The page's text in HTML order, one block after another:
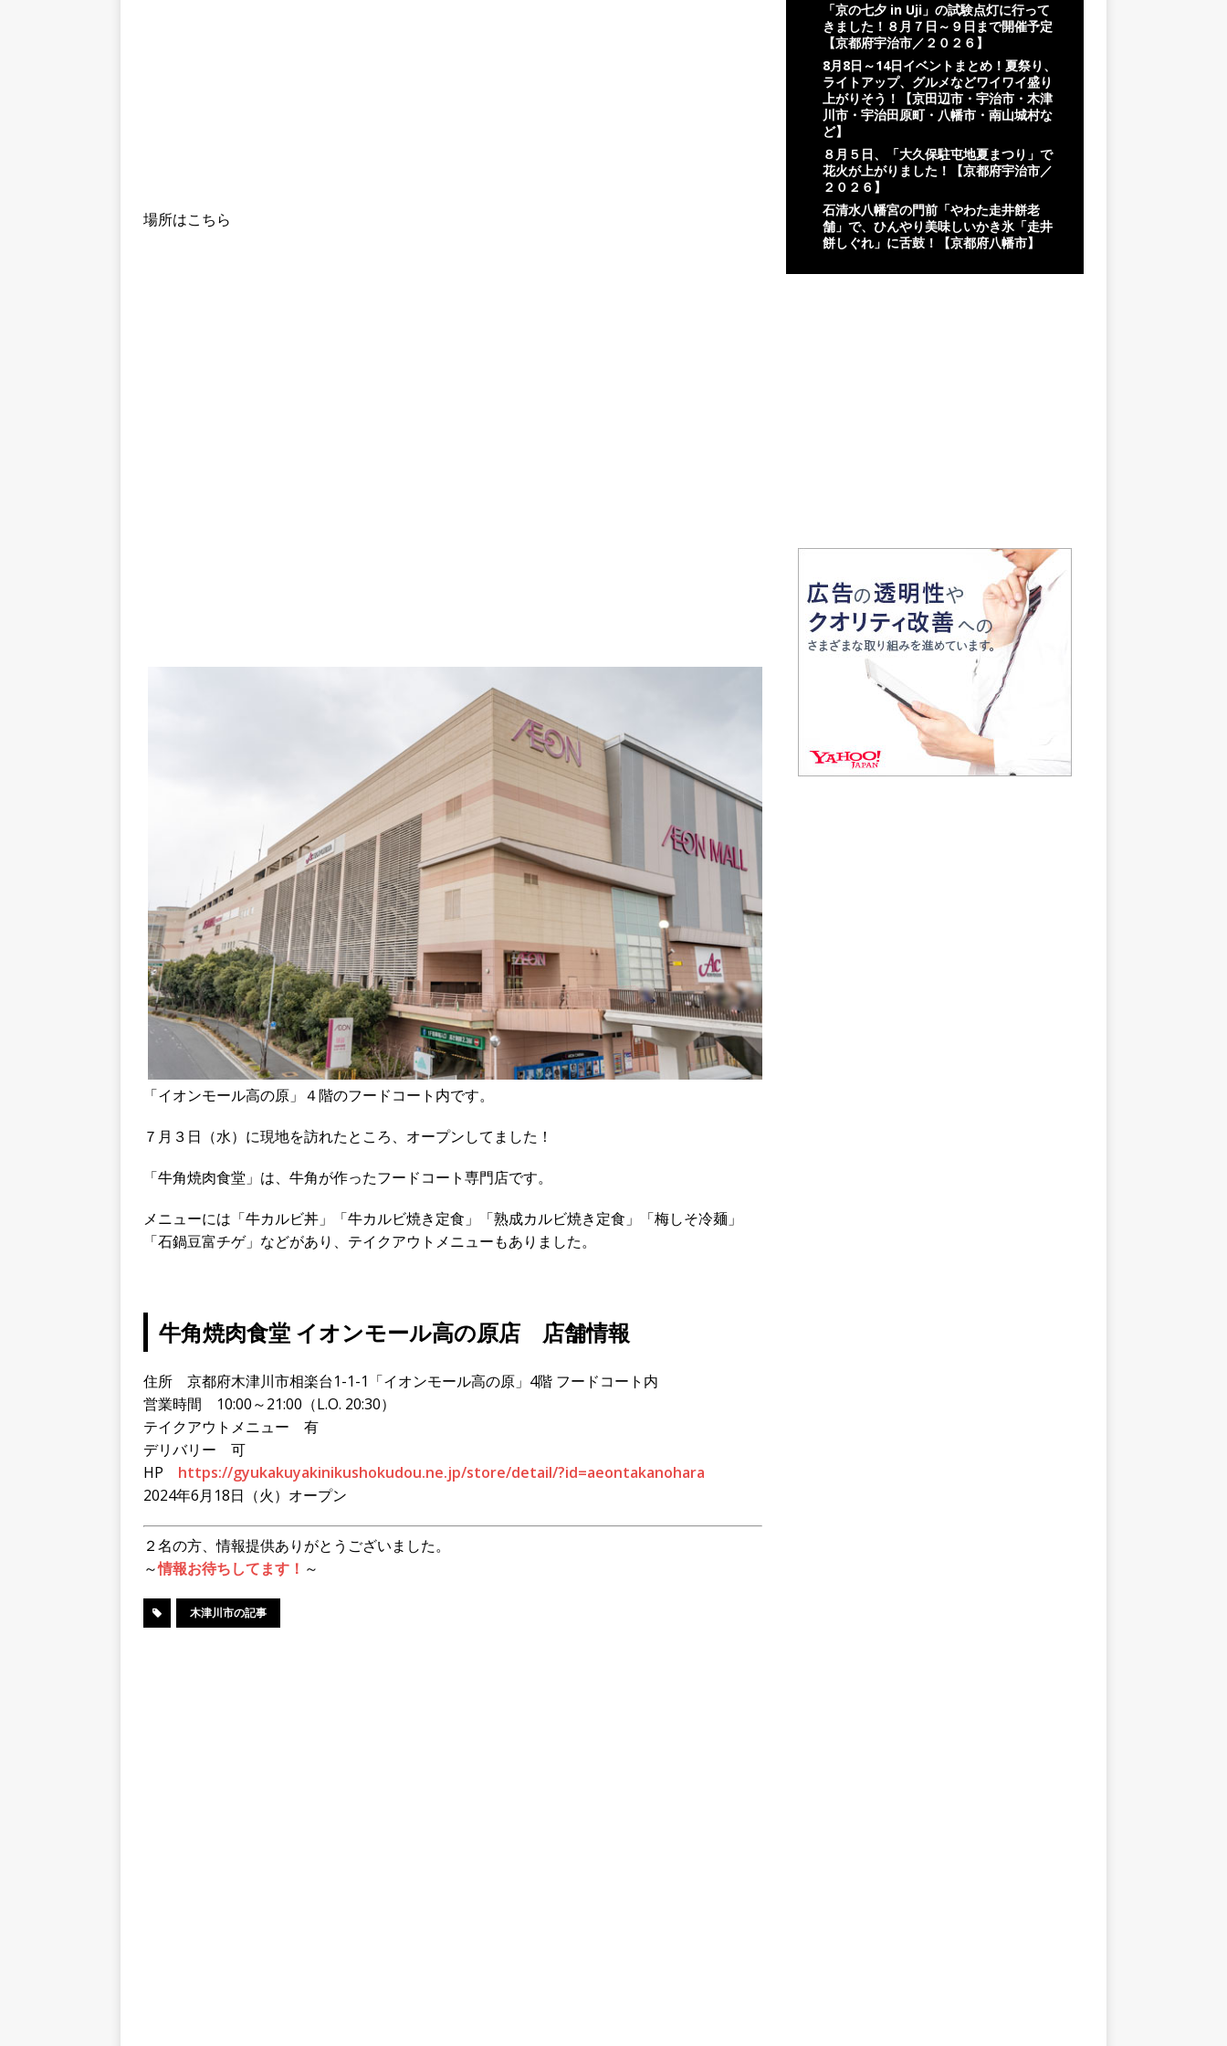
場所はこちら
「イオンモール高の原」４階のフードコート内です。
７月３日（水）に現地を訪れたところ、オープンしてました！
「牛角焼肉食堂」は、牛角が作ったフードコート専門店です。
メニューには「牛カルビ丼」「牛カルビ焼き定食」「熟成カルビ焼き定食」「梅しそ冷麺」
「石鍋豆富チゲ」などがあり、テイクアウトメニューもありました。
牛角焼肉食堂 イオンモール高の原店 店舗情報
住所 京都府木津川市相楽台1-1-1「イオンモール高の原」4階 フードコート内
営業時間 10:00～21:00（L.O. 20:30）
テイクアウトメニュー 有
デリバリー 可
HP https://gyukakuyakinikushokudou.ne.jp/store/detail/?id=aeontakanohara
2024年6月18日（火）オープン
２名の方、情報提供ありがとうございました。
～情報お待ちしてます！ ～
木津川市の記事
「京の七夕 in Uji」の試験点灯に行って
きました！８月７日～９日まで開催予定
【京都府宇治市／２０２６】
8月8日～14日イベントまとめ！夏祭り、
ライトアップ、グルメなどワイワイ盛り
上がりそう！【京田辺市・宇治市・木津
川市・宇治田原町・八幡市・南山城村な
ど】
８月５日、「大久保駐屯地夏まつり」で
花火が上がりました！【京都府宇治市／
２０２６】
石清水八幡宮の門前「やわた走井餅老
舗」で、ひんやり美味しいかき氷「走井
餅しぐれ」に舌鼓！【京都府八幡市】